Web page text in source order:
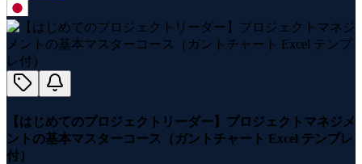
【はじめてのプロジェクトリーダー】プロジェクトマネジメ
ントの基本マスターコース（ガントチャート Excel テンプレ
付）